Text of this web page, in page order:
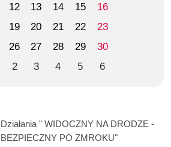
12 13 14 15
16
19 20 21 22
23
26 27 28 29
30
2 3 4 5 6
Działania " WIDOCZNY NA DRODZE -
BEZPIECZNY PO ZMROKU"